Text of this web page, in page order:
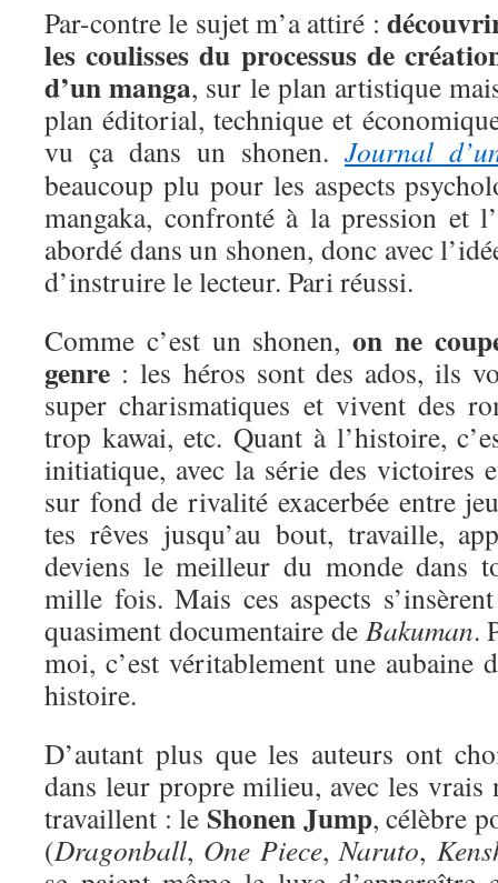
Par-contre le sujet m’a attiré :
les coulisses du processus de
d’un manga, sur le plan artistique
plan éditorial, technique et
vu ça dans un shonen. Journal
beaucoup plu pour les aspects
mangaka, confronté à la pression et
abordé dans un shonen, donc avec
d’instruire le lecteur. Pari réussi.
Comme c’est un shonen,on ne
genre : les héros sont des ados, ils
super charismatiques et vivent des
trop kawai, etc. Quant à l’histoire,
initiatique, avec la série des victoires
sur fond de rivalité exacerbée entre
tes rêves jusqu’au bout, travaille,
deviens le meilleur du monde dans
mille fois. Mais ces aspects
quasiment documentaire de Bakuman.
moi, c’est véritablement une aubaine
histoire.
D’autant plus que les auteurs ont
dans leur propre milieu, avec les
travaillent : le Shonen Jump, célèbre
(Dragonball, One Piece,Naruto,